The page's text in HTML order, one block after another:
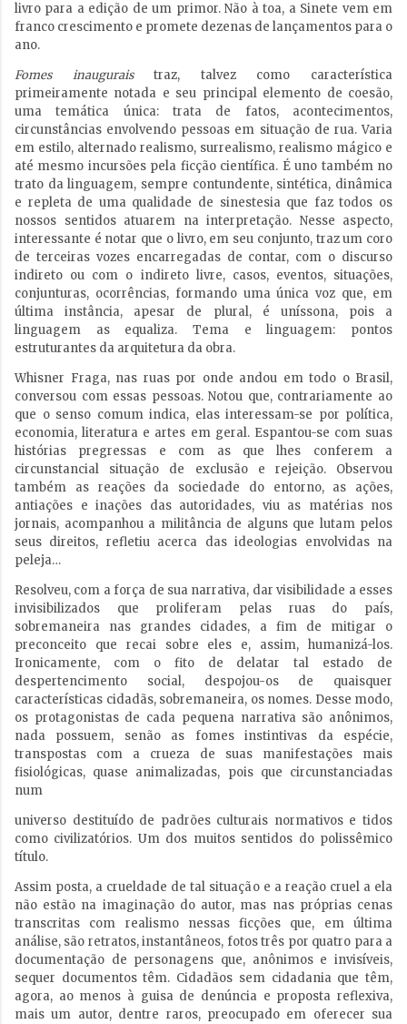
livro para a edição de um primor. Não à toa, a Sinete vem em
franco crescimento e promete dezenas de lançamentos para o
ano.
Fomes inauguraistraz, talvez como característica
primeiramente notada e seu principal elemento de coesão,
uma temática única: trata de fatos, acontecimentos,
circunstâncias envolvendo pessoas em situação de rua. Varia
em estilo, alternado realismo, surrealismo, realismo mágico e
até mesmo incursões pela ficção científica. É uno também no
trato da linguagem, sempre contundente, sintética, dinâmica
e repleta de uma qualidade de sinestesia que faz todos os
nossos sentidos atuarem na interpretação. Nesse aspecto,
interessante é notar que o livro, em seu conjunto, traz um coro
de terceiras vozes encarregadas de contar, com o discurso
indireto ou com o indireto livre, casos, eventos, situações,
conjunturas, ocorrências, formando uma única voz que, em
última instância, apesar de plural, é uníssona, pois a
linguagem as equaliza. Tema e linguagem: pontos
estruturantes da arquitetura da obra.
Whisner Fraga, nas ruas por onde andou em todo o Brasil,
conversou com essas pessoas. Notou que, contrariamente ao
que o senso comum indica, elas interessam-se por política,
economia, literatura e artes em geral. Espantou-se com suas
histórias pregressas e com as que lhes conferem a
circunstancial situação de exclusão e rejeição. Observou
também as reações da sociedade do entorno, as ações,
antiações e inações das autoridades, viu as matérias nos
jornais, acompanhou a militância de alguns que lutam pelos
seus direitos, refletiu acerca das ideologias envolvidas na
peleja…
Resolveu, com a força de sua narrativa, dar visibilidade a esses
invisibilizados que proliferam pelas ruas do país,
sobremaneira nas grandes cidades, a fim de mitigar o
preconceito que recai sobre eles e, assim, humanizá-los.
Ironicamente, com o fito de delatar tal estado de
despertencimento social, despojou-os de quaisquer
características cidadãs, sobremaneira, os nomes. Desse modo,
os protagonistas de cada pequena narrativa são anônimos,
nada possuem, senão as fomes instintivas da espécie,
transpostas com a crueza de suas manifestações mais
fisiológicas, quase animalizadas, pois que circunstanciadas
num
universo destituído de padrões culturais normativos e tidos
como civilizatórios. Um dos muitos sentidos do polissêmico
título.
Assim posta, a crueldade de tal situação e a reação cruel a ela
não estão na imaginação do autor, mas nas próprias cenas
transcritas com realismo nessas ficções que, em última
análise, são retratos, instantâneos, fotos três por quatro para a
documentação de personagens que, anônimos e invisíveis,
sequer documentos têm. Cidadãos sem cidadania que têm,
agora, ao menos à guisa de denúncia e proposta reflexiva,
mais um autor, dentre raros, preocupado em oferecer sua